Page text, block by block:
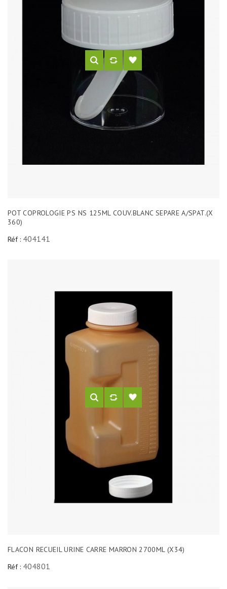
POT COPROLOGIE PS NS 125ML COUV.BLANC SEPARE A/SPAT.(X
360)
Réf : 404141
FLACON RECUEIL URINE CARRE MARRON 2700ML (X34)
Réf : 404801